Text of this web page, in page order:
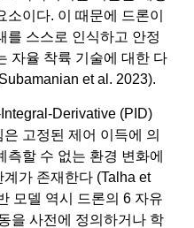
이다. 이 때문에 드론이
를 스스로 인식하고 안정
자율 착륙 기술에 대한 다
et al. 2023).
Derivative (PID)
고정된 제어 이득에 의
할 수 없는 환경 변화에
가 존재한다 (Talha et
모델 역시 드론의 6 자유
을 사전에 정의하거나 학